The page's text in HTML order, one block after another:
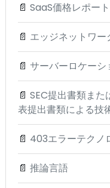
📄 SaaS価格レポート
📄 エッジネットワ
📄 サーバーロケーシ
📄 SEC提出書類ま
表提出書類による技
📄 403エラーテクノ
📄 推論言語